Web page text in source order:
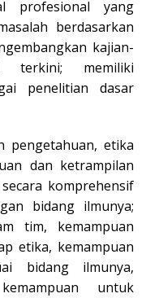
profesional yang
berdasarkan
kajian-
terkini; memiliki
penelitian dasar
pengetahuan, etika
dan ketrampilan
komprehensif
bidang ilmunya;
tim, kemampuan
etika, kemampuan
bidang ilmunya,
untuk